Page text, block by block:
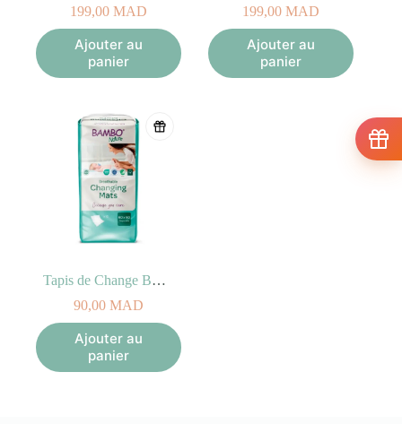
199,00 MAD
Ajouter au
panier
199,00 MAD
Ajouter au
panier
Tapis de Change BAMBO 60x60cm – 10 Unités
90,00 MAD
Ajouter au
panier